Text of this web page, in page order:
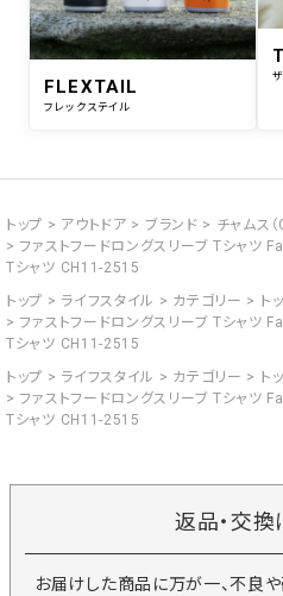
FLEXTAIL
フレックステイル
トップ アウトドア ブランド
チャムス（
ファストフードロングスリーブ Tシャツ
Tシャツ CH11-2515
トップ
ライフスタイル カテゴリー ト
ファストフードロングスリーブ Tシャツ
Tシャツ CH11-2515
トップ
ライフスタイル カテゴリー ト
ファストフードロングスリーブ Tシャツ
Tシャツ CH11-2515
返品・交換
お届けした商品に万が一、不良